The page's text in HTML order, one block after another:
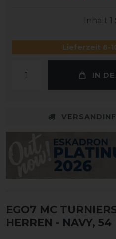
Inhalt 1
Lieferzeit 6-
IN
EGO7 MC
HERREN - NAVY, 54